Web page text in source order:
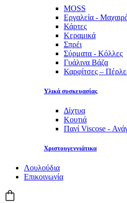
MOSS
Εργαλεία -
Κάρτες
Κεραμικά
Σπρέι
Σύρματα - Κόλλες
Γυάλινα Βάζα
Καρφίτσες –
Υλικά συσκευασίας
Δίχτυα
Κουτιά
Πανί Viscose -
Χριστουγεννιάτικα
Λουλούδια
Επικοινωνία